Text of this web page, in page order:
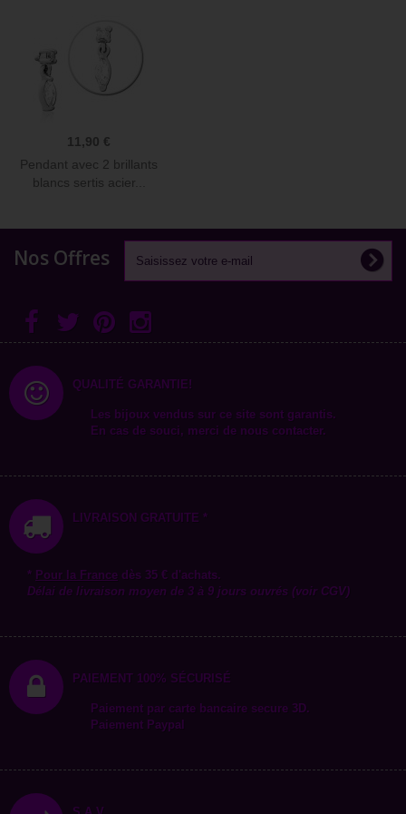
11,90 €
Pendant avec 2 brillants
blancs sertis acier...
Nos Offres
QUALITÉ GARANTIE!
Les bijoux vendus sur ce site sont garantis.
En cas de souci, merci de nous contacter.
LIVRAISON GRATUITE *
* Pour la France dès 35 € d'achats.
Délai de livraison moyen de 3 à 9 jours ouvrés (voir CGV)
PAIEMENT 100% SÉCURISÉ
Paiement par carte bancaire secure 3D.
Paiement Paypal